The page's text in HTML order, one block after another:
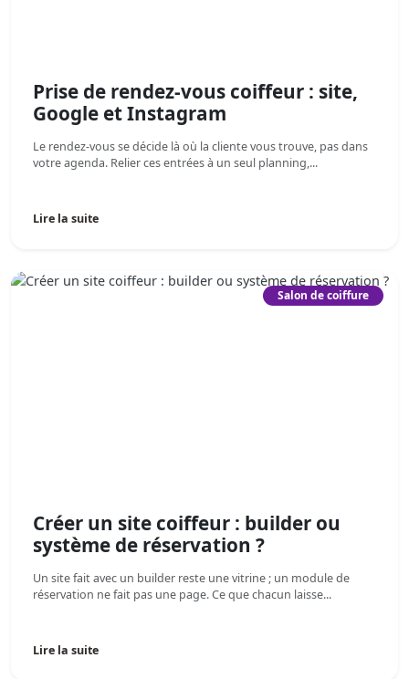
Prise de rendez-vous coiffeur : site,
Google et Instagram
Le rendez-vous se décide là où la cliente vous trouve, pas dans
votre agenda. Relier ces entrées à un seul planning,...
Lire la suite
Salon de coiffure
Créer un site coiffeur : builder ou
système de réservation ?
Un site fait avec un builder reste une vitrine ; un module de
réservation ne fait pas une page. Ce que chacun laisse...
Lire la suite